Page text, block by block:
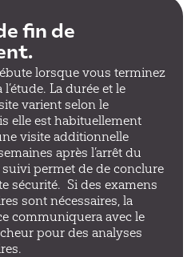
fin de
lorsque vous terminez
La durée et le
varient selon le
elle est habituellement
visite additionnelle
après l’arrêt du
permet de de conclure
sécurité. Si des examens
sont nécessaires, la
communiquera avec le
pour des analyses